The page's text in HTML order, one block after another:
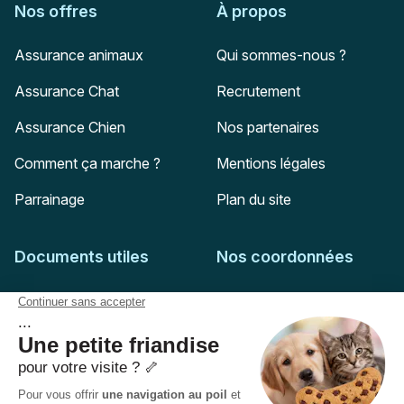
Nos offres
Assurance animaux
Assurance Chat
Assurance Chien
Comment ça marche ?
Parrainage
À propos
Qui sommes-nous ?
Recrutement
Nos partenaires
Mentions légales
Plan du site
Documents utiles
Feuille de soins
Conditions générales
Politique de confidentialité
Nos coordonnées
51-55 rue Hoche
94767
Ivry-sur-Seine
Pas encore client ?
Mail :